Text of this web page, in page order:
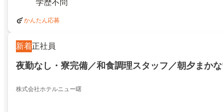
学歴不問
かんたん応募
新着正社員
夜勤なし・寮完備／和食調理スタッフ／朝夕まか
株式会社ホテルニュー曙